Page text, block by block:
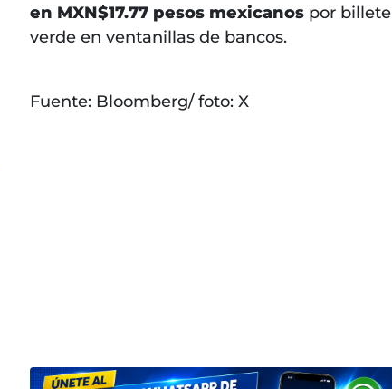
en MXN$17.77 pesos mexicanos por billete
verde en ventanillas de bancos.
Fuente: Bloomberg/ foto: X